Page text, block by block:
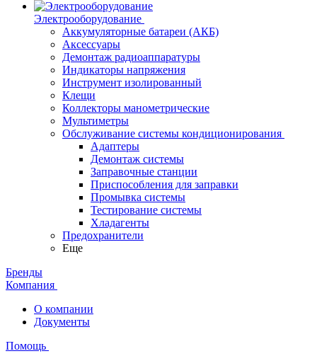
Электрооборудование
Аккумуляторные батареи (АКБ)
Аксессуары
Демонтаж радиоаппаратуры
Индикаторы напряжения
Инструмент изолированный
Клещи
Коллекторы манометрические
Мультиметры
Обслуживание системы кондиционирования
Адаптеры
Демонтаж системы
Заправочные станции
Приспособления для заправки
Промывка системы
Тестирование системы
Хладагенты
Предохранители
Еще
Бренды
Компания
О компании
Документы
Помощь